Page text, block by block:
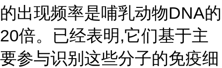
的出现频率是哺乳动物DNA的
20倍。已经表明,它们基于主
要参与识别这些分子的免疫细